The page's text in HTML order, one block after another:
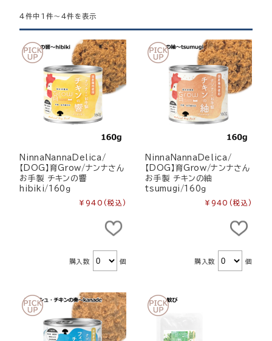
4件中1件～4件を表示
NinnaNannaDelica/
【DOG】育Grow/ナンナさん
お手製 チキンの響
hibiki/160ｇ
¥940 (税込)
購入数 個
NinnaNannaDelica/
【DOG】育Grow/ナンナさん
お手製 チキンの紬
tsumugi/160ｇ
¥940 (税込)
購入数 個